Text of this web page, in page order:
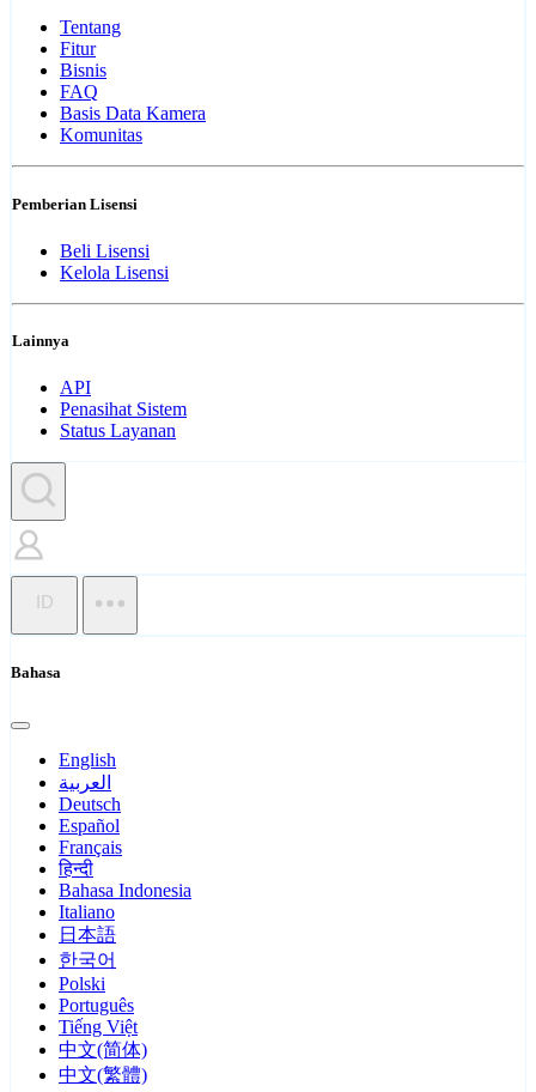
Tentang
Fitur
Bisnis
FAQ
Basis Data Kamera
Komunitas
Pemberian Lisensi
Beli Lisensi
Kelola Lisensi
Lainnya
API
Penasihat Sistem
Status Layanan
ID
Bahasa
English
العربية
Deutsch
Español
Français
हिन्दी
Bahasa Indonesia
Italiano
日本語
한국어
Polski
Português
Tiếng Việt
中文(简体)
中文(繁體)